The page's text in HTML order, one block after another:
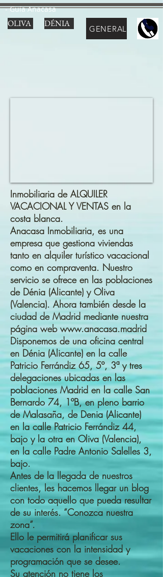
- Guía Anacasa
OLIVA DÉNIA GENERAL
Inmobiliaria de ALQUILER
VACACIONAL Y VENTAS en la
costa blanca.
Anacasa Inmobiliaria, es una
empresa que gestiona viviendas
tanto en alquiler turístico vacacional
como en compraventa. Nuestro
servicio se ofrece en las poblaciones
de Dénia (Alicante) y Oliva
(Valencia). Ahora también desde la
ciudad de Madrid mediante nuestra
página web www.anacasa.madrid
Disponemos de una oficina central
en Dénia (Alicante) en la calle
Patricio Ferrándiz 65, 5º, 3ª y tres
delegaciones ubicadas en las
poblaciones Madrid en la calle San
Bernardo 74, 1ºB, en pleno barrio
de Malasaña, de Denia (Alicante)
en la calle Patricio Ferrándiz 44,
bajo y la otra en Oliva (Valencia),
en la calle Padre Antonio Salelles 3,
bajo.
Antes de la llegada de nuestros
clientes, les hacemos llegar un blog
con todo aquello que pueda resultar
de su interés. “Conozca nuestra
zona”.
Ello le permitirá planificar sus
vacaciones con la intensidad y
programación que se desee.
Su atención no tiene los